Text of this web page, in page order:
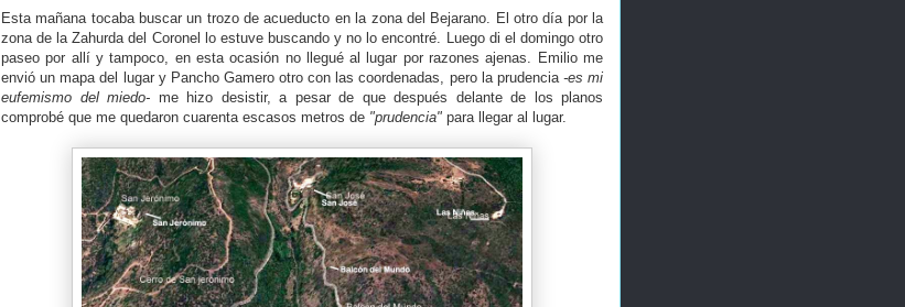
Esta mañana tocaba buscar un trozo de acueducto en la zona del Bejarano. El otro día por la
zona de la Zahurda del Coronel lo estuve buscando y no lo encontré. Luego di el domingo otro
paseo por allí y tampoco, en esta ocasión no llegué al lugar por razones ajenas. Emilio me
envió un mapa del lugar y Pancho Gamero otro con las coordenadas, pero la prudencia -es mi
eufemismo del miedo- me hizo desistir, a pesar de que después delante de los planos
comprobé que me quedaron cuarenta escasos metros de "prudencia" para llegar al lugar.